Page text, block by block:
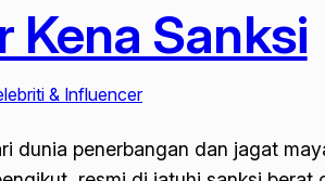
Kena Sanksi
& Influencer
dunia penerbangan dan jagat